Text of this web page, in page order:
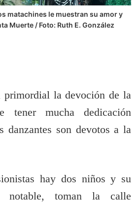
matachines le muestran su amor y
Muerte / Foto: Ruth E. González
primordial la devoción de la
tener mucha dedicación
danzantes son devotos a la
hay dos niños y su
toman la calle